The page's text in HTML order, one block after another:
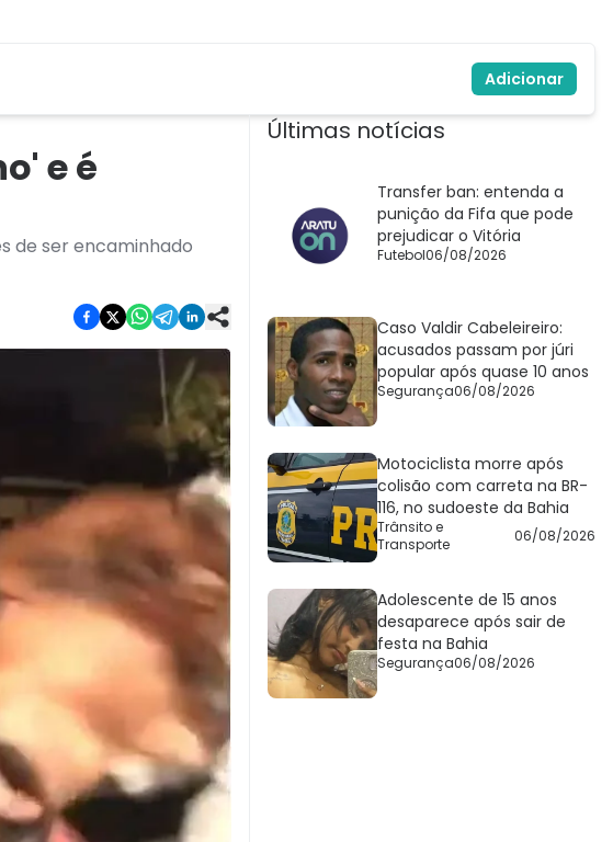
Adicionar
e é
de ser encaminhado
Últimas notícias
Transfer ban: entenda a
punição da Fifa que pode
prejudicar o Vitória
Futebol06/08/2026
Caso Valdir Cabeleireiro:
acusados passam por júri
popular após quase 10 anos
Segurança06/08/2026
Motociclista morre após
colisão com carreta na BR-
116, no sudoeste da Bahia
Trânsito e
Transporte
06/08/2026
Adolescente de 15 anos
desaparece após sair de
festa na Bahia
Segurança06/08/2026